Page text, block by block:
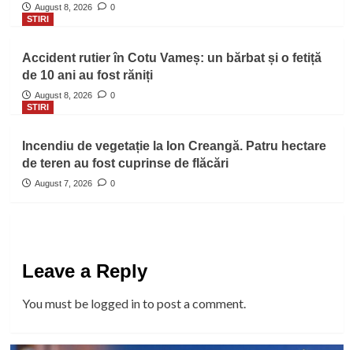
August 8, 2026
0
STIRI
Accident rutier în Cotu Vameș: un bărbat și o fetiță
de 10 ani au fost răniți
August 8, 2026
0
STIRI
Incendiu de vegetație la Ion Creangă. Patru hectare
de teren au fost cuprinse de flăcări
August 7, 2026 0
Leave a Reply
You must be logged into post a comment.